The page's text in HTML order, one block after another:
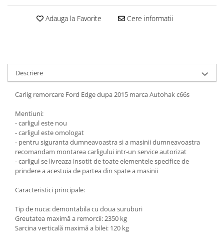
Carlige Infiniti
Carlige Jaecoo
Carlige Jaecoo 5
Carlige Jaecoo 7
Carlige Jeep
Carlige Kia
Carlige Kia EV4
Carlige Kia EV5
Carlige Kia PV5
Carlige Lada
Carlige Land Rover
Carlige Lexus
Adauga la Favorite Cere informatii
Descriere
Carlig remorcare Ford Edge dupa 2015 marca Autohak c66s
Mentiuni:
- carligul este nou
- carligul este omologat
- pentru siguranta dumneavoastra si a masinii dumneavoastra
recomandam montarea carligului intr-un service autorizat
- carligul se livreaza insotit de toate elementele specifice de
prindere a acestuia de partea din spate a masinii
Caracteristici principale:
Tip de nuca: demontabila cu doua suruburi
Greutatea maximă a remorcii: 2350 kg
Sarcina verticală maximă a bilei: 120 kg